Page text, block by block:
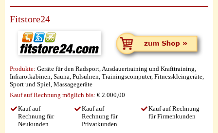
Fitstore24
Produkte: Geräte für den Radsport, Ausdauertraining und Krafttraining,
Infrarotkabinen, Sauna, Pulsuhren, Trainingscomputer, Fitnesskleingeräte,
Sport und Spiel, Massagegeräte
Kauf auf Rechnung möglich bis: € 2.000,00
Kauf auf
Rechnung für
Neukunden
Kauf auf
Rechnung für
Privatkunden
Kauf auf Rechnung
für Firmenkunden